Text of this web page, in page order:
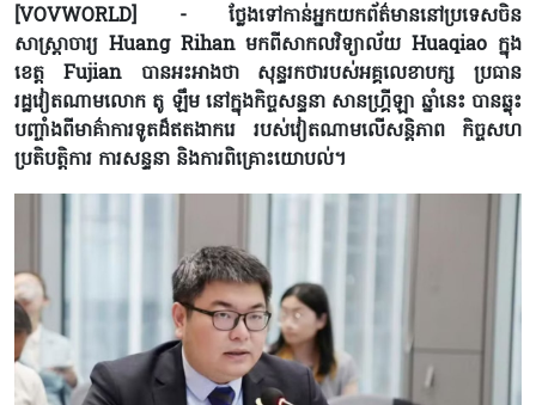
[VOVWORLD] - ថ្លែងទៅកាន់អ្នកយកព័ត៌មាននៅប្រទេសចិន
សាស្ត្រាចារ្យ Huang Rihan មកពីសាកលវិទ្យាល័យ Huaqiao ក្នុង
ខេត្ត Fujian បានអះអាងថា សុន្ទរកថារបស់អគ្គលេខាបក្ស ប្រធាន
រដ្ឋវៀតណាមលោក តូ ឡឹម នៅក្នុងកិច្ចសន្ទនា សានហ្គ្រីឡា ឆ្នាំនេះ បានឆ្លុះ
បញ្ចាំងពីមាគ៌ាការទូតដ៏ឥតងាករេ របស់វៀតណាមលើសន្តិភាព កិច្ចសហ
ប្រតិបត្តិការ ការសន្ទនា និងការពិគ្រោះយោបល់។